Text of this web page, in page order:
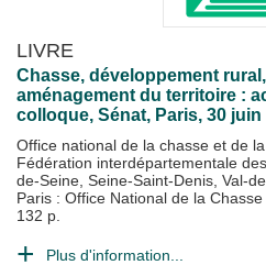
LIVRE
Chasse, développement rural,
aménagement du territoire :
colloque, Sénat, Paris, 30 juin
Office national de la chasse et de
Fédération interdépartementale
de-Seine, Seine-Saint-Denis, Val-
Paris : Office National de la Chasse
132 p.
Plus d'information...